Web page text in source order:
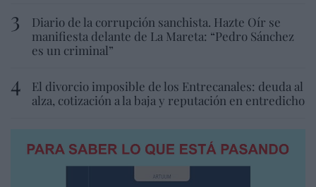
Diario de la corrupción sanchista. Hazte Oír se
manifiesta delante de La Mareta: “Pedro Sánchez
es un criminal”
El divorcio imposible de los Entrecanales: deuda al
alza, cotización a la baja y reputación en entredicho